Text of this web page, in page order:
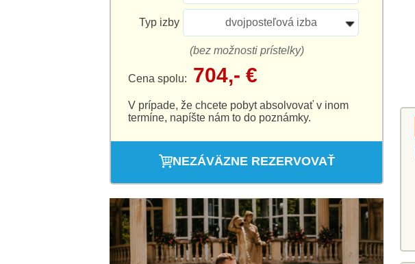
Typ izby dvojposteľová izba
(bez možnosti prístelky)
Cena spolu: 704,- €
V prípade, že chcete pobyt absolvovať v inom
termíne, napíšte nám to do poznámky.
NEZÁVÄZNE REZERVOVAŤ